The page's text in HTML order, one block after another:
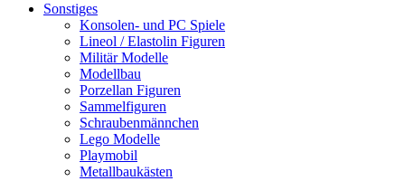
Sonstiges
Konsolen- und PC Spiele
Lineol / Elastolin Figuren
Militär Modelle
Modellbau
Porzellan Figuren
Sammelfiguren
Schraubenmännchen
Lego Modelle
Playmobil
Metallbaukästen